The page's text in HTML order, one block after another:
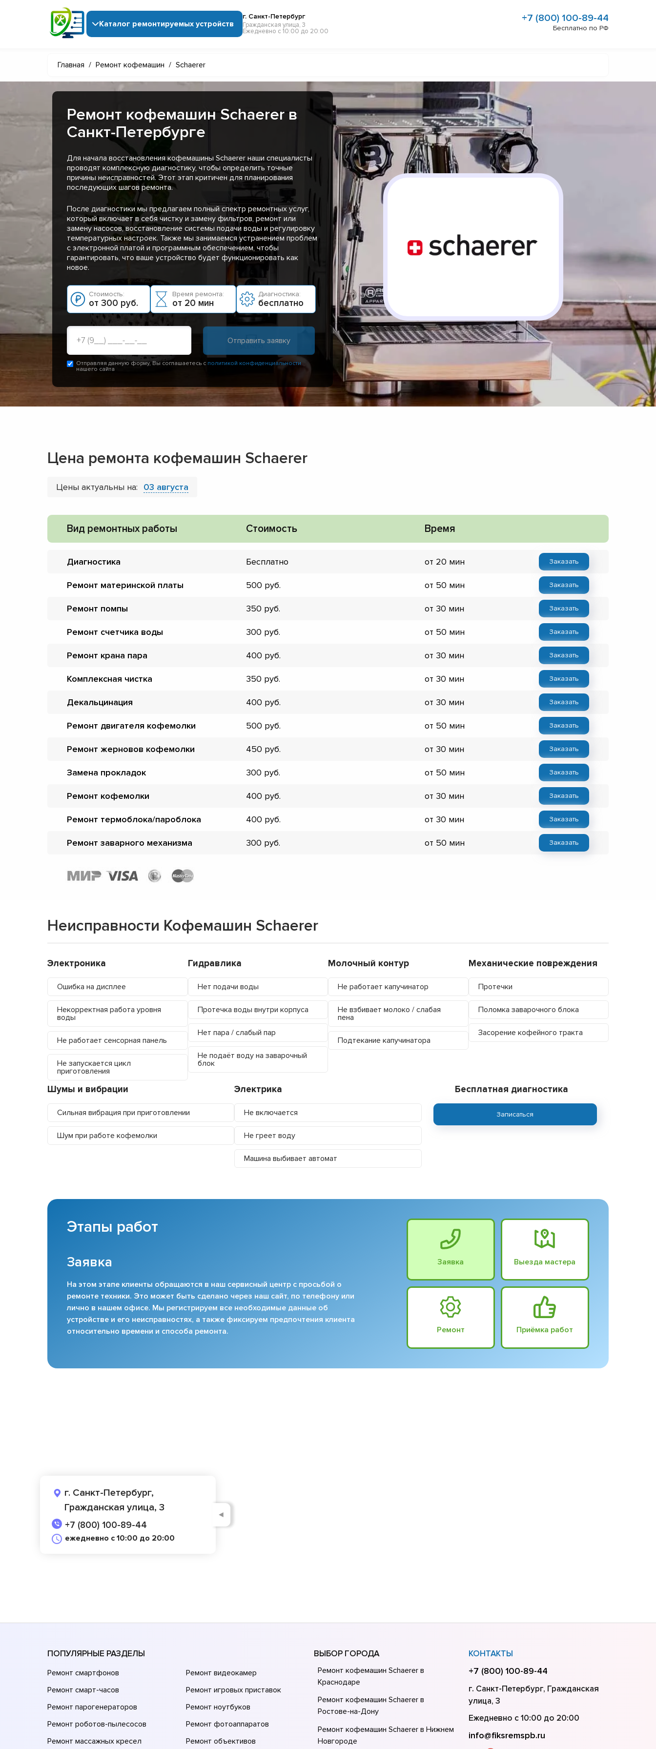
Каталог ремонтируемых устройств
г. Санкт-Петербург
Гражданская улица, 3
Ежедневно с 10:00 до 20:00
+7 (800) 100-89-44
Бесплатно по РФ
Главная / Ремонт кофемашин / Schaerer
Ремонт кофемашин Schaerer в
Санкт-Петербурге
Для начала восстановления кофемашины Schaerer наши специалисты
проводят комплексную диагностику, чтобы определить точные
причины неисправностей. Этот этап критичен для планирования
последующих шагов ремонта.
После диагностики мы предлагаем полный спектр ремонтных услуг,
который включает в себя чистку и замену фильтров, ремонт или
замену насосов, восстановление системы подачи воды и регулировку
температурных настроек. Также мы занимаемся устранением проблем
с электронной платой и программным обеспечением, чтобы
гарантировать, что ваше устройство будет функционировать как
новое.
Стоимость:
от 300 руб.
Время ремонта:
от 20 мин
Диагностика:
бесплатно
Отправляя данную форму, Вы соглашаетесь с политикой конфиденциальности
нашего сайта
Цена ремонта кофемашин Schaerer
Цены актуальны на: 03 августа
Вид ремонтных работы Стоимость Время
Диагностика Бесплатно от 20 мин Заказать
Ремонт материнской платы 500 от 50 мин Заказать
Ремонт помпы 350 от 30 мин Заказать
Ремонт счетчика воды 300 от 50 мин Заказать
Ремонт крана пара 400 от 30 мин Заказать
Комплексная чистка 350 от 30 мин Заказать
Декальцинация 400 от 30 мин Заказать
Ремонт двигателя кофемолки 500 от 50 мин Заказать
Ремонт жерновов кофемолки 450 от 30 мин Заказать
Замена прокладок 300 от 50 мин Заказать
Ремонт кофемолки 400 от 30 мин Заказать
Ремонт термоблока/пароблока 400 от 30 мин Заказать
Ремонт заварного механизма 300 от 50 мин Заказать
Неисправности Кофемашин Schaerer
Электроника
Ошибка на дисплее
Некорректная работа уровня
воды
Не работает сенсорная панель
Не запускается цикл
приготовления
Гидравлика
Нет подачи воды
Протечка воды внутри корпуса
Нет пара / слабый пар
Не подаёт воду на заварочный
блок
Молочный контур
Не работает капучинатор
Не взбивает молоко / слабая
пена
Подтекание капучинатора
Механические повреждения
Протечки
Поломка заварочного блока
Засорение кофейного тракта
Шумы и вибрации
Сильная вибрация при приготовлении
Шум при работе кофемолки
Электрика
Не включается
Не греет воду
Машина выбивает автомат
Бесплатная диагностика
Записаться
Этапы работ
Заявка
На этом этапе клиенты обращаются в наш сервисный центр с просьбой о
ремонте техники. Это может быть сделано через наш сайт, по телефону или
лично в нашем офисе. Мы регистрируем все необходимые данные об
устройстве и его неисправностях, а также фиксируем предпочтения клиента
относительно времени и способа ремонта.
Заявка Выезда мастера
Ремонт Приёмка работ
г. Санкт-Петербург,
Гражданская улица, 3
+7 (800) 100-89-44
ежедневно с 10:00 до 20:00
◄
ПОПУЛЯРНЫЕ РАЗДЕЛЫ
Ремонт смартфонов
Ремонт смарт-часов
Ремонт парогенераторов
Ремонт роботов-пылесосов
Ремонт массажных кресел
Ремонт видеокамер
Ремонт игровых приставок
Ремонт ноутбуков
Ремонт фотоаппаратов
Ремонт объективов
ВЫБОР ГОРОДА
Ремонт кофемашин Schaerer в
Краснодаре
Ремонт кофемашин Schaerer в
Ростове-на-Донy
Ремонт кофемашин Schaerer в Нижнем
Новгороде
КОНТАКТЫ
+7 (800) 100-89-44
г. Санкт-Петербург, Гражданская
улица, 3
Ежедневно с 10:00 до 20:00
info@fiksremspb.ru